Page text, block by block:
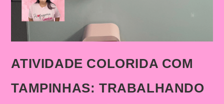
ATIVIDADE COLORIDA COM
TAMPINHAS: TRABALHANDO